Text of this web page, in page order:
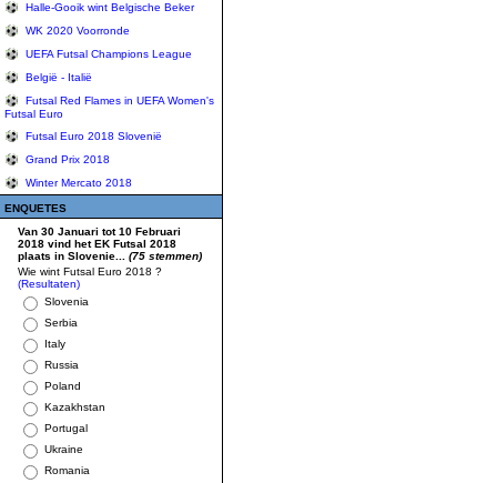
Halle-Gooik wint Belgische Beker
WK 2020 Voorronde
UEFA Futsal Champions League
België - Italië
Futsal Red Flames in UEFA Women's
Futsal Euro
Futsal Euro 2018 Slovenië
Grand Prix 2018
Winter Mercato 2018
ENQUETES
Van 30 Januari tot 10 Februari
2018 vind het EK Futsal 2018
plaats in Slovenie... (75 stemmen)
Wie wint Futsal Euro 2018 ?
(Resultaten)
Slovenia
Serbia
Italy
Russia
Poland
Kazakhstan
Portugal
Ukraine
Romania